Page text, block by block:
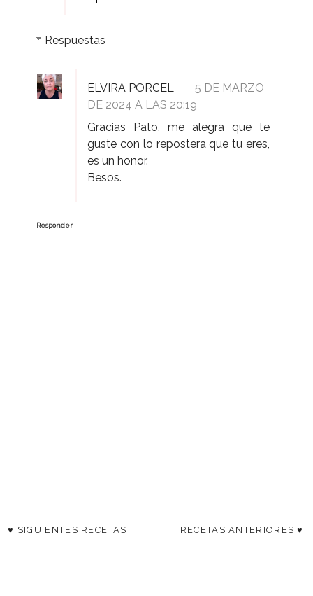
Respuestas
ELVIRA PORCEL
5 DE MARZO
DE 2024 A LAS 20:19
Gracias Pato, me alegra que te
guste con lo repostera que tu eres,
es un honor.
Besos.
Responder
♥ SIGUIENTES RECETAS RECETAS ANTERIORES ♥